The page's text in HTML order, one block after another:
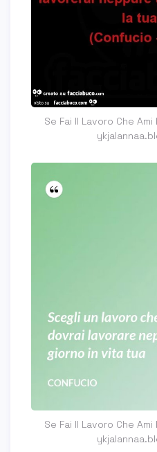
Se Fai Il Lavoro Che
Se Fai Il Lavoro Che